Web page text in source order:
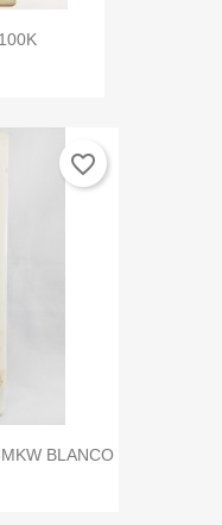
BLANCO
favorite_border